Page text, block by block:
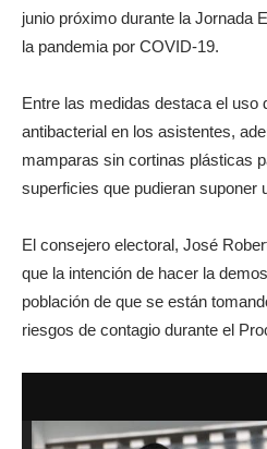
junio próximo durante la Jornada
la pandemia por COVID-19.
Entre las medidas destaca el uso
antibacterial en los asistentes,
mamparas sin cortinas plásticas
superficies que pudieran suponer
El consejero electoral, José
que la intención de hacer la
población de que se están
riesgos de contagio durante el